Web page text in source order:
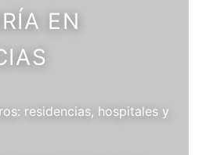
EN
residencias, hospitales y